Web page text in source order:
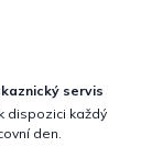
servis
dispozici každý
den.